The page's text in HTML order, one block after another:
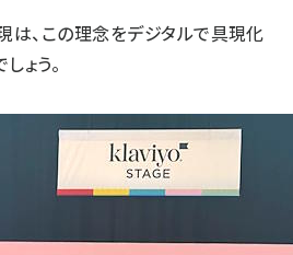
は、この理念をデジタルで具現化
ょう。